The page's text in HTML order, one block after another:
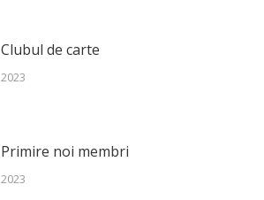
Clubul de carte
2023
Primire noi membri
2023